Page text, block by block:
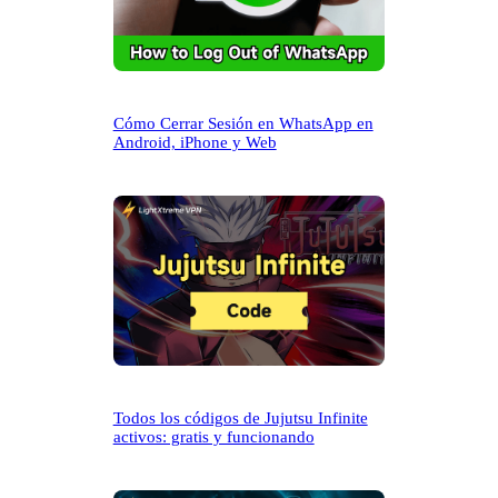
Cómo Cerrar Sesión en WhatsApp en
Android, iPhone y Web
Todos los códigos de Jujutsu Infinite
activos: gratis y funcionando